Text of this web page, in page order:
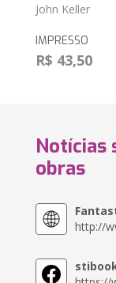
John Keller
IMPRESSO
R$ 43,50
Notícias
obras
http://